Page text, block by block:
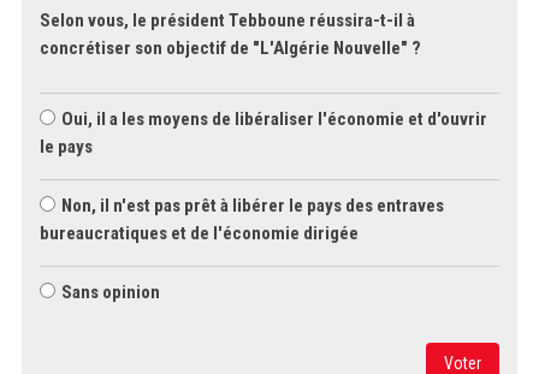
Selon vous, le président Tebboune réussira-t-il à
concrétiser son objectif de "L'Algérie Nouvelle" ?
Oui, il a les moyens de libéraliser l'économie et d'ouvrir
le pays
Non, il n'est pas prêt à libérer le pays des entraves
bureaucratiques et de l'économie dirigée
Sans opinion
Voter